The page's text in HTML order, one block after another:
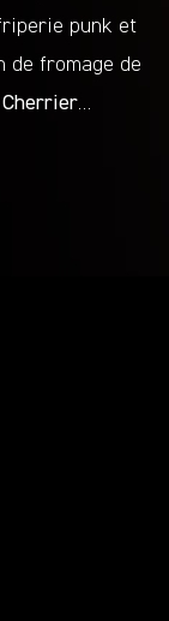
punk et
fromage de
Cherrier